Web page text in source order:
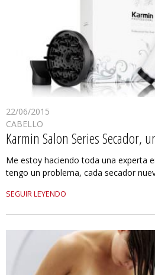
22/06/2015
CABELLO
Karmin Salon Series Secador,
Me estoy haciendo toda una experta
tengo un problema, cada secador
SEGUIR LEYENDO